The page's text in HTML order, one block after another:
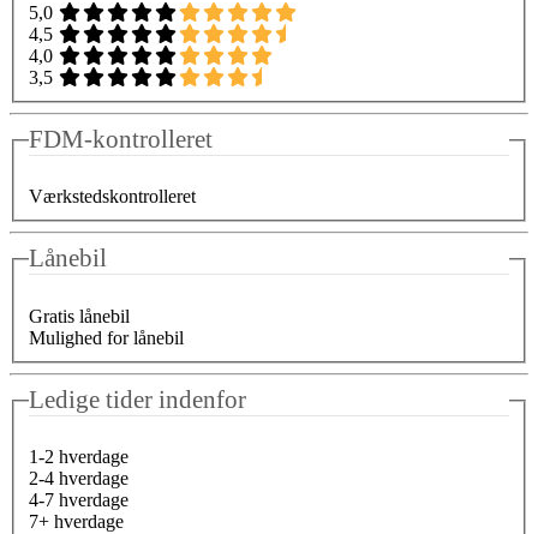
5,0
4,5
4,0
3,5
FDM-kontrolleret
Værkstedskontrolleret
Lånebil
Gratis lånebil
Mulighed for lånebil
Ledige tider indenfor
1-2 hverdage
2-4 hverdage
4-7 hverdage
7+ hverdage